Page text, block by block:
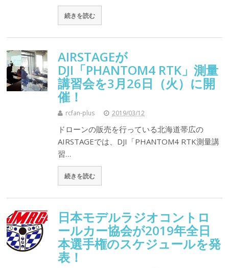
続きを読む
AIRSTAGEが
DJI「PHANTOM4 RTK」測量
講習会を3月26日（火）に開
催！
rcfan-plus 2019/03/12
ドローンの販売を行っている北海道帯広の
AIRSTAGEでは、DJI「PHANTOM4 RTK測量講
習…
続きを読む
日本モデルラジオコントロ
ールカー協会が2019年全日
本選手権のスケジュールを発
表！